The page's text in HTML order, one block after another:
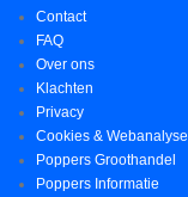
Contact
FAQ
Over ons
Klachten
Privacy
Cookies & Webanalyse
Poppers Groothandel
Poppers Informatie